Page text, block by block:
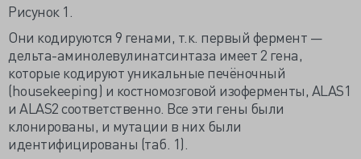
Рисунок 1.
Они кодируются 9 генами, т.к. первый фермент —
дельта-аминолевулинатсинтаза имеет 2 гена,
которые кодируют уникальные печёночный
(housekeeping) и костномозговой изоферменты, ALAS1
и ALAS2 соответственно. Все эти гены были
клонированы, и мутации в них были
идентифицированы (таб. 1).